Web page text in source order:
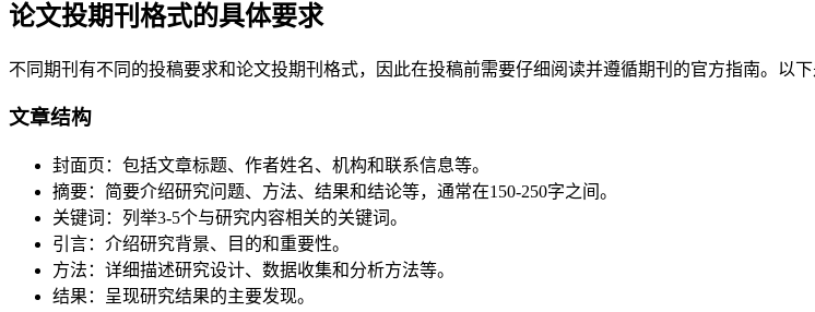
论文投期刊格式的具体要求
不同期刊有不同的投稿要求和论文投期刊格式，因此在投稿前需要仔细阅读并遵循期刊的官方指南。以
文章结构
封面页：包括文章标题、作者姓名、机构和联系信息等。
摘要：简要介绍研究问题、方法、结果和结论等，通常在150-250字之间。
关键词：列举3-5个与研究内容相关的关键词。
引言：介绍研究背景、目的和重要性。
方法：详细描述研究设计、数据收集和分析方法等。
结果：呈现研究结果的主要发现。